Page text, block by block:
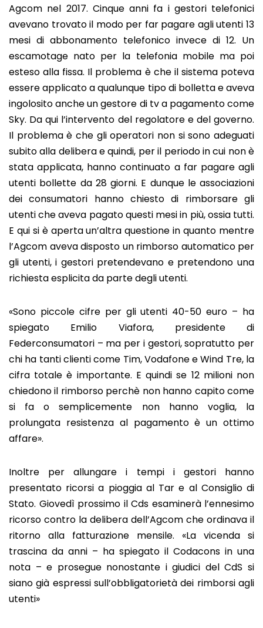
Agcom nel 2017. Cinque anni fa i gestori telefonici
avevano trovato il modo per far pagare agli utenti 13
mesi di abbonamento telefonico invece di 12. Un
escamotage nato per la telefonia mobile ma poi
esteso alla fissa. Il problema è che il sistema poteva
essere applicato a qualunque tipo di bolletta e aveva
ingolosito anche un gestore di tv a pagamento come
Sky. Da qui l’intervento del regolatore e del governo.
Il problema è che gli operatori non si sono adeguati
subito alla delibera e quindi, per il periodo in cui non è
stata applicata, hanno continuato a far pagare agli
utenti bollette da 28 giorni. E dunque le associazioni
dei consumatori hanno chiesto di rimborsare gli
utenti che aveva pagato questi mesi in più, ossia tutti.
E qui si è aperta un’altra questione in quanto mentre
l’Agcom aveva disposto un rimborso automatico per
gli utenti, i gestori pretendevano e pretendono una
richiesta esplicita da parte degli utenti.
«Sono piccole cifre per gli utenti 40-50 euro – ha
spiegato Emilio Viafora, presidente di
Federconsumatori – ma per i gestori, sopratutto per
chi ha tanti clienti come Tim, Vodafone e Wind Tre, la
cifra totale è importante. E quindi se 12 milioni non
chiedono il rimborso perchè non hanno capito come
si fa o semplicemente non hanno voglia, la
prolungata resistenza al pagamento è un ottimo
affare».
Inoltre per allungare i tempi i gestori hanno
presentato ricorsi a pioggia al Tar e al Consiglio di
Stato. Giovedì prossimo il Cds esaminerà l’ennesimo
ricorso contro la delibera dell’Agcom che ordinava il
ritorno alla fatturazione mensile. «La vicenda si
trascina da anni – ha spiegato il Codacons in una
nota – e prosegue nonostante i giudici del CdS si
siano già espressi sull’obbligatorietà dei rimborsi agli
utenti»